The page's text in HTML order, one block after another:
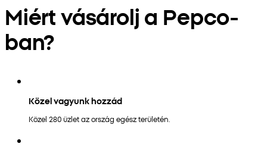
Miért vásárolj a Pepco-
ban?
Közel vagyunk hozzád
Közel 280 üzlet az ország egész területén.